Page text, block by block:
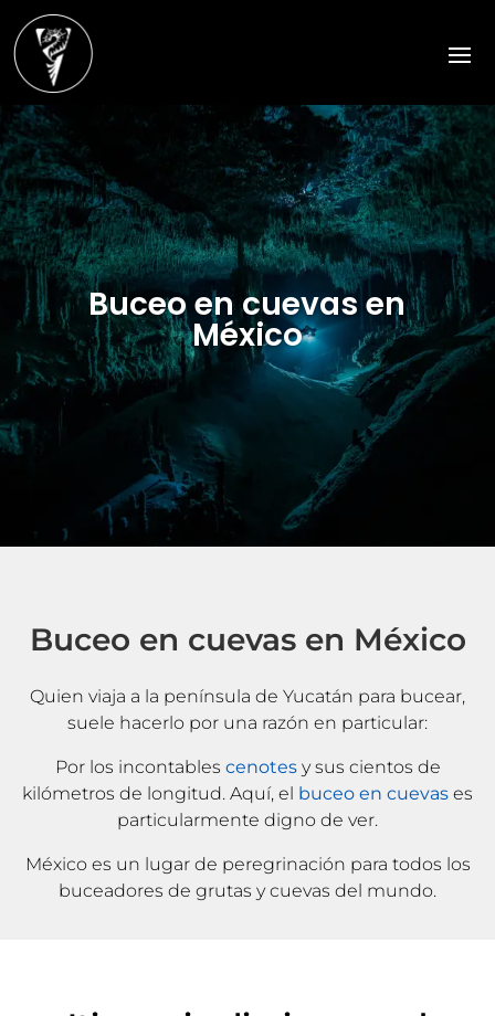
Buceo en cuevas en
México
Buceo en cuevas en México
Quien viaja a la península de Yucatán para bucear,
suele hacerlo por una razón en particular:
Por los incontables cenotesy sus cientos de
kilómetros de longitud. Aquí, el buceo en cuevas es
particularmente digno de ver.
México es un lugar de peregrinación para todos los
buceadores de grutas y cuevas del mundo.